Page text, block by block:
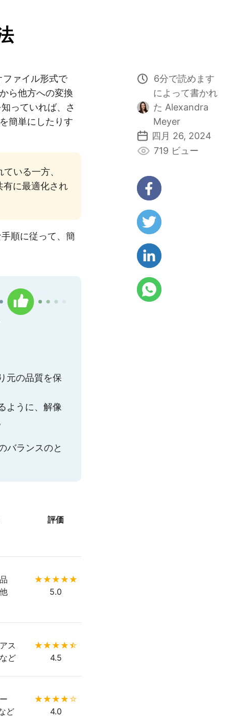
ァイル形式で
ら他方への変換
っていれば、さ
簡単にしたりす
いる一方、
有に最適化され
順に従って、簡
元の品質を保
ように、解像
バランスのと
評価
5.0
ス
ど
4.5
ど
4.0
6分で読めます
によって書かれ
た Alexandra
Meyer
四月 26, 2024
719 ビュー